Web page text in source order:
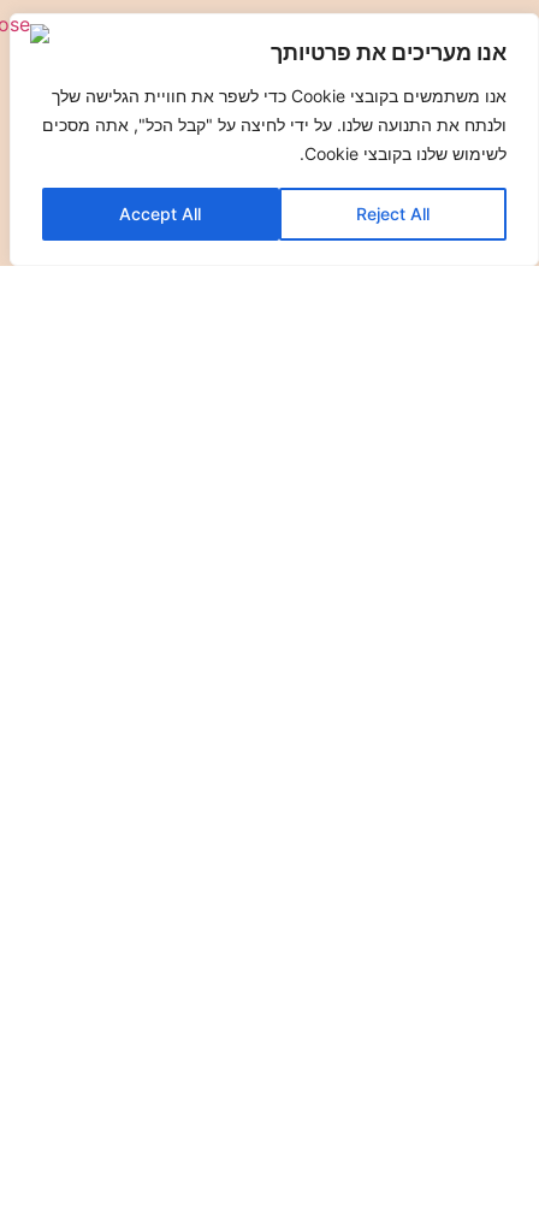
אנו מעריכים את פרטיותך
אנו משתמשים בקובצי Cookie כדי לשפר את חוויית הגלישה שלך
ולנתח את התנועה שלנו. על ידי לחיצה על "קבל הכל", אתה מסכים
לשימוש שלנו בקובצי Cookie.
Reject All
Accept All